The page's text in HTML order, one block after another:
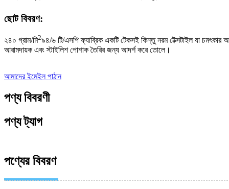
ছোট বিবরণ:
২৪০ গ্রাম/মি2৯৪/৬ টি/এসপি ফ্যাব্রিক একটি টেকসই কিন্তু নরম টেক্সটাইল যা চমৎকার
আরামদায়ক এবং স্টাইলিশ পোশাক তৈরির জন্য আদর্শ করে তোলে।
আমাদের ইমেইল পাঠান
পণ্য বিবরণী
পণ্য ট্যাগ
পণ্যের বিবরণ